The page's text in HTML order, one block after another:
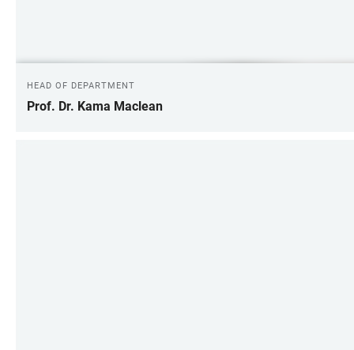
HEAD OF DEPARTMENT
Prof. Dr. Kama Maclean